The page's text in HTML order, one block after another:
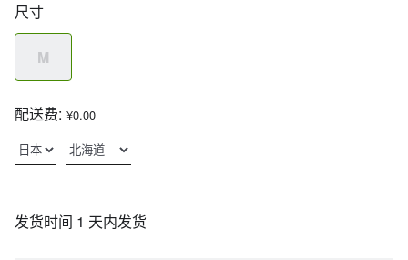
尺寸
M
配送费: ¥0.00
发货时间 1 天内发货